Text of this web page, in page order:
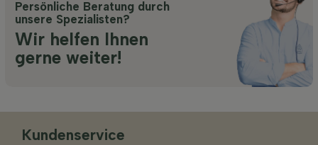
Persönliche Beratung durch
unsere Spezialisten?
Wir helfen Ihnen
gerne weiter!
Kundenservice